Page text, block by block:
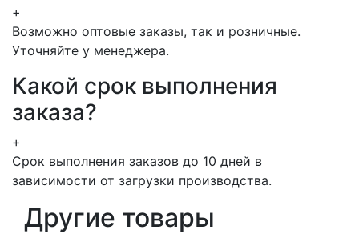
+
Возможно оптовые заказы, так и розничные.
Уточняйте у менеджера.
Какой срок выполнения
заказа?
+
Срок выполнения заказов до 10 дней в
зависимости от загрузки производства.
Другие товары